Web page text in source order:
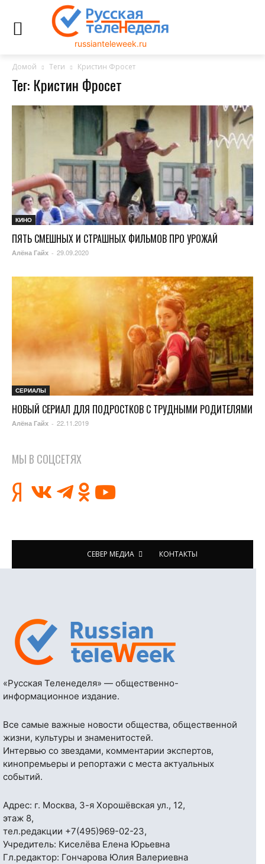
russianteleweek.ru
Домой Теги Кристин Фросет
Тег: Кристин Фросет
КИНО
ПЯТЬ СМЕШНЫХ И СТРАШНЫХ ФИЛЬМОВ ПРО УРОЖАЙ
Алёна Гайх - 29.09.2020
СЕРИАЛЫ
НОВЫЙ СЕРИАЛ ДЛЯ ПОДРОСТКОВ С ТРУДНЫМИ РОДИТЕЛЯМИ
Алёна Гайх - 22.11.2019
МЫ В СОЦСЕТЯХ
СЕВЕР МЕДИА КОНТАКТЫ
«Русская Теленеделя» — общественно-
информационное издание.
Все самые важные новости общества, общественной
жизни, культуры и знаменитостей.
Интервью со звездами, комментарии экспертов,
кинопремьеры и репортажи с места актуальных
событий.
Адрес: г. Москва, 3-я Хорошёвская ул., 12,
этаж 8,
тел.редакции +7(495)969-02-23,
Учредитель: Киселёва Елена Юрьевна
Гл.редактор: Гончарова Юлия Валериевна